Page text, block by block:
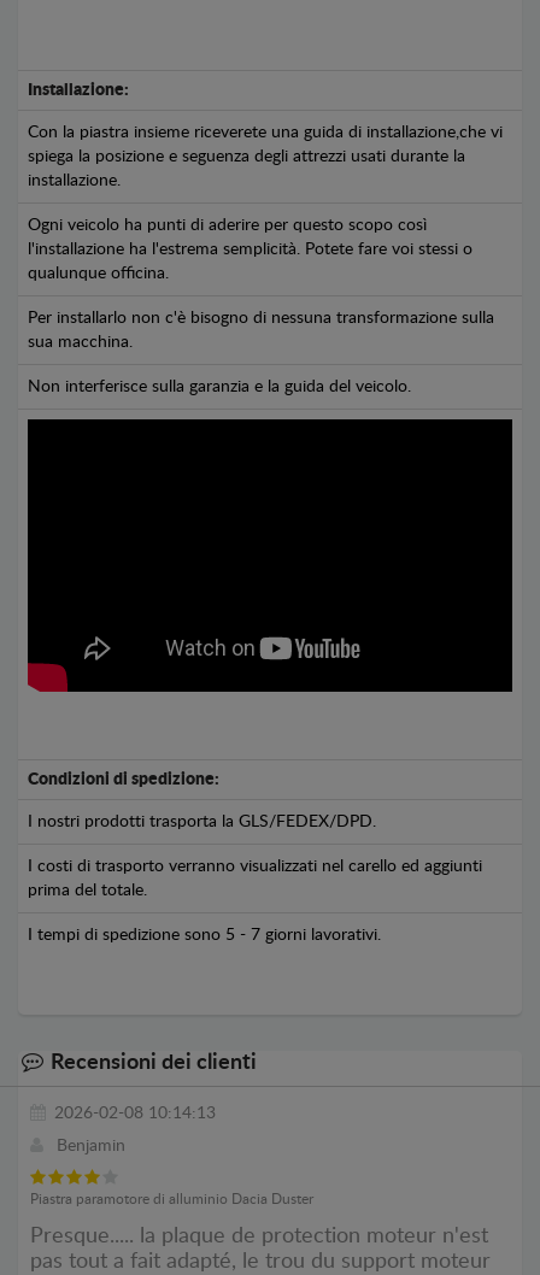
Installazione:
Con la piastra insieme riceverete una guida di installazione,che vi
spiega la posizione e seguenza degli attrezzi usati durante la
installazione.
Ogni veicolo ha punti di aderire per questo scopo così
l'installazione ha l'estrema semplicità. Potete fare voi stessi o
qualunque officina.
Per installarlo non c'è bisogno di nessuna transformazione sulla
sua macchina.
Non interferisce sulla garanzia e la guida del veicolo.
Condizioni di spedizione:
I nostri prodotti trasporta la GLS/FEDEX/DPD.
I costi di trasporto verranno visualizzati nel carello ed aggiunti
prima del totale.
I tempi di spedizione sono 5 - 7 giorni lavorativi.
Recensioni dei clienti
2026-02-08 10:14:13
Benjamin
Piastra paramotore di alluminio Dacia Duster
Presque..... la plaque de protection moteur n'est
pas tout a fait adapté, le trou du support moteur